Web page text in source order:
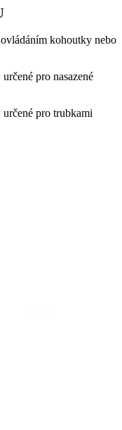
kohoutky nebo
pro nasazené
pro trubkami